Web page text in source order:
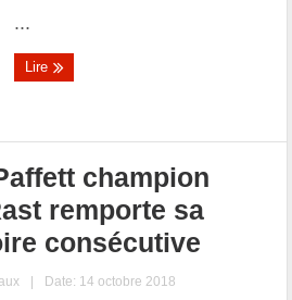
...
Lire
champion
remporte sa
consécutive
| Date: 14 octobre 2018